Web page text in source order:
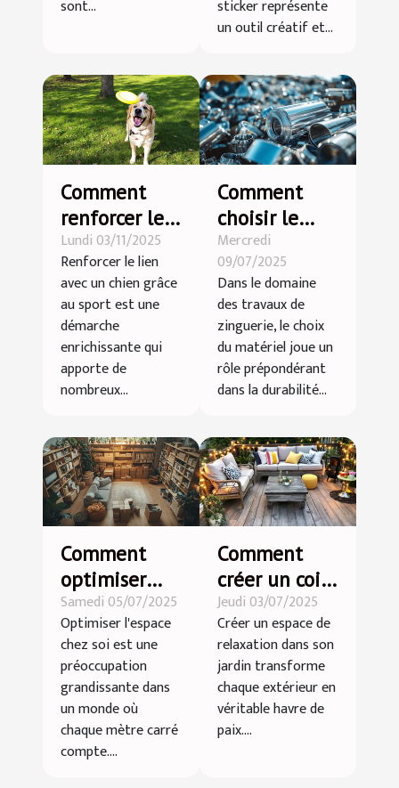
sont...
sticker représente
un outil créatif et...
Comment
renforcer le
lien avec
votre chien
par le sport ?
Lundi 03/11/2025
Renforcer le lien
avec un chien grâce
au sport est une
démarche
enrichissante qui
apporte de
nombreux...
Comment
choisir le
meilleur
matériel
pour vos
travaux de
zinguerie ?
Mercredi
09/07/2025
Dans le domaine
des travaux de
zinguerie, le choix
du matériel joue un
rôle prépondérant
dans la durabilité...
Comment
optimiser
l'espace chez
soi grâce au
débarras
professionnel
?
Samedi 05/07/2025
Optimiser l'espace
chez soi est une
préoccupation
grandissante dans
un monde où
chaque mètre carré
compte....
Comment
créer un coin
détente dans
votre jardin ?
Jeudi 03/07/2025
Créer un espace de
relaxation dans son
jardin transforme
chaque extérieur en
véritable havre de
paix....